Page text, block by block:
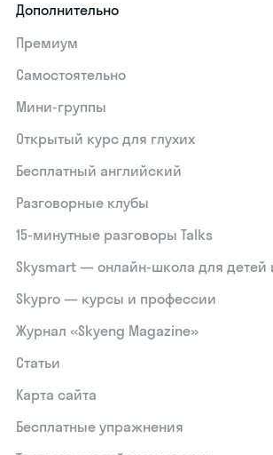
Дополнительно
Премиум
Самостоятельно
Мини-группы
Открытый курс для глухих
Бесплатный английский
Разговорные клубы
15‑минутные разговоры Talks
Skysmart — онлайн-школа для детей
Skypro — курсы и профессии
Журнал «Skyeng Magazine»
Статьи
Карта сайта
Бесплатные упражнения